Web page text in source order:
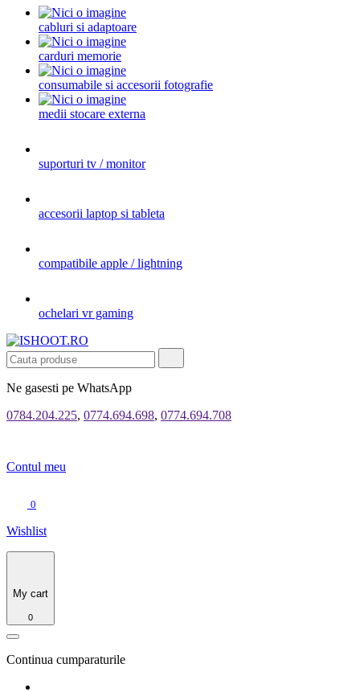
cabluri si adaptoare
carduri memorie
consumabile si accesorii fotografie
medii stocare externa
suporturi tv / monitor
accesorii laptop si tableta
compatibile apple / lightning
ochelari vr gaming
Ne gasesti pe WhatsApp
0784.204.225, 0774.694.698, 0774.694.708
Contul meu
0
Wishlist
My cart
0
Continua cumparaturile